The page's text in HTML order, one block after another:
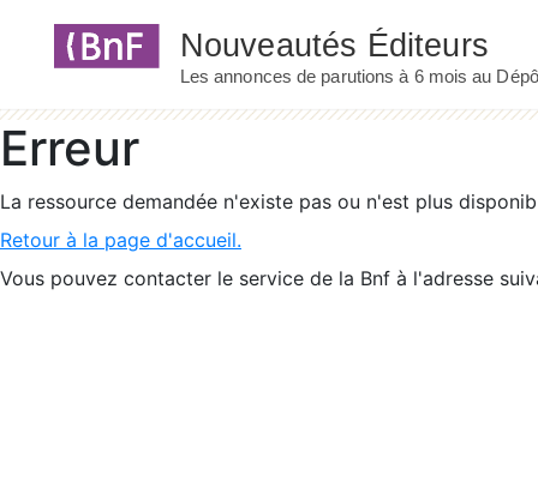
Erreur
La ressource demandée n'existe pas ou n'est plus
Retour à la page d'accueil.
Vous pouvez contacter le service de la Bnf à l'adresse